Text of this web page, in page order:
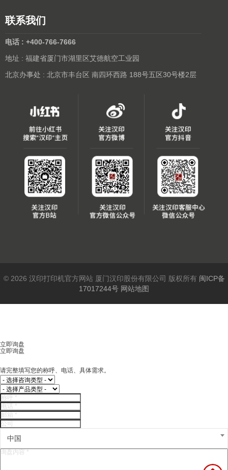
联系我们
电话 : +400-766-7666
地址 : 福建省厦门市湖里区艾德航空工业园
北京办事处 : 北京市丰台区 南四环西路 188号五区30号楼2层
© 2026 汉印打印机官方网站 厦门汉印股份有限公司 版权所有 闽ICP备
17017244号 网站地图
立即询盘
立即询盘
请完整填写您的称呼、电话、具体需求。
中国